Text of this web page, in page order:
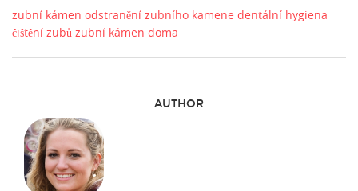
zubní kámen odstranění zubního kamene dentální hygiena
čištění zubů zubní kámen doma
AUTHOR